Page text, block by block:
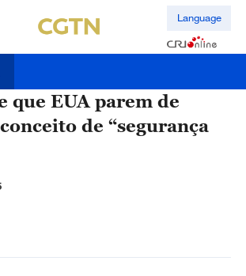
Language
que EUA parem de
de “segurança